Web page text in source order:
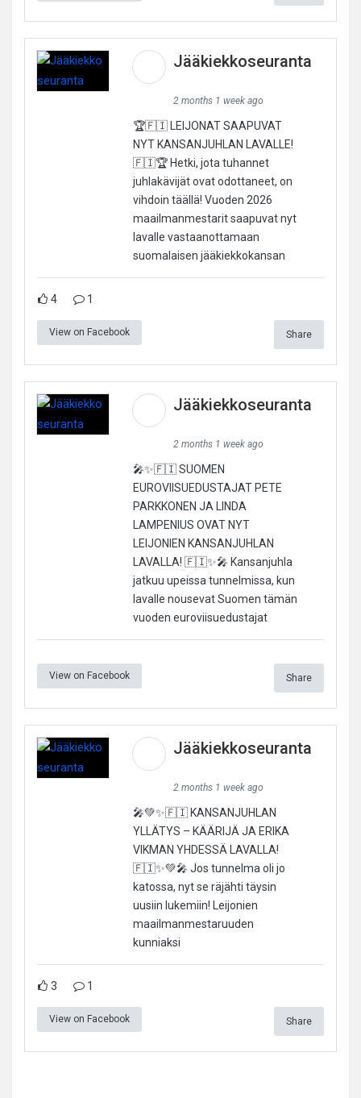
Jääkiekkoseuranta
2 months 1 week ago
🏆🇫🇮 LEIJONAT SAAPUVAT
NYT KANSANJUHLAN LAVALLE!
🇫🇮🏆 Hetki, jota tuhannet
juhlakävijät ovat odottaneet, on
vihdoin täällä! Vuoden 2026
maailmanmestarit saapuvat nyt
lavalle vastaanottamaan
suomalaisen jääkiekkokansan
4 1
View on Facebook Share
Jääkiekkoseuranta
2 months 1 week ago
🎤✨🇫🇮 SUOMEN
EUROVIISUEDUSTAJAT PETE
PARKKONEN JA LINDA
LAMPENIUS OVAT NYT
LEIJONIEN KANSANJUHLAN
LAVALLA! 🇫🇮✨🎤 Kansanjuhla
jatkuu upeissa tunnelmissa, kun
lavalle nousevat Suomen tämän
vuoden euroviisuedustajat
View on Facebook Share
Jääkiekkoseuranta
2 months 1 week ago
🎤💚✨🇫🇮 KANSANJUHLAN
YLLÄTYS – KÄÄRIJÄ JA ERIKA
VIKMAN YHDESSÄ LAVALLA!
🇫🇮✨💚🎤 Jos tunnelma oli jo
katossa, nyt se räjähti täysin
uusiin lukemiin! Leijonien
maailmanmestaruuden
kunniaksi
3 1
View on Facebook Share